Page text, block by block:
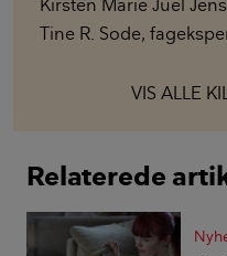
Tine R. Sode,
VIS ALLE
Relaterede